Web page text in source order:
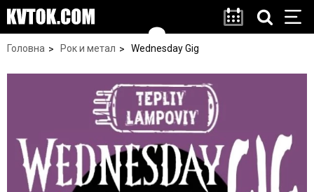
Головна Рок и метал Wednesday Gig